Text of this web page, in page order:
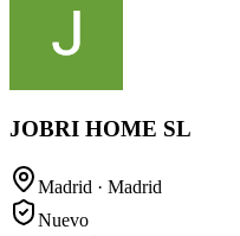
JOBRI HOME SL
Madrid · Madrid
Nuevo